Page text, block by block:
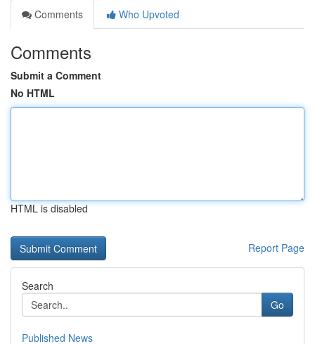
Comments
Who Upvoted
Comments
Submit a Comment
No HTML
HTML is disabled
Report Page
Search
Go
Published News